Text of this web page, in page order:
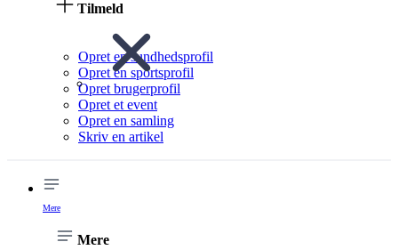
Tilmeld
Opret en sundhedsprofil
Opret en sportsprofil
Opret brugerprofil
Opret et event
Opret en samling
Skriv en artikel
Mere
Mere